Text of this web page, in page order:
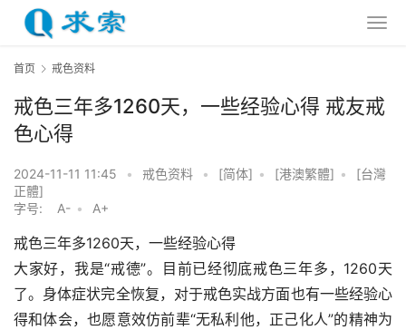
首页 戒色资料
戒色三年多1260天，一些经验心得 戒友戒
色心得
2024-11-11 11:45 • 戒色资料 • [简体] • [港澳繁體] •
[台灣
正體]
字号:
A- • A+
戒色三年多1260天，一些经验心得
大家好，我是“戒德”。目前已经彻底戒色三年多，1260天
了。身体症状完全恢复，对于戒色实战方面也有一些经验心
得和体会，也愿意效仿前辈“无私利他，正己化人”的精神为